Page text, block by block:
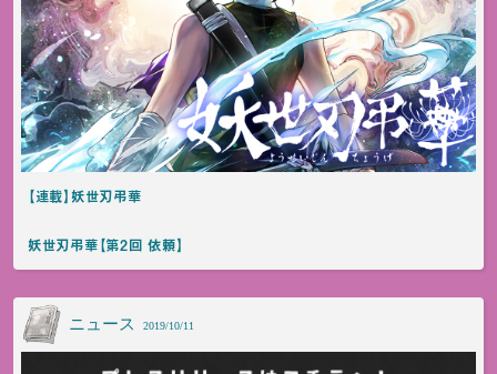
【連載】妖世刃弔華
妖世刃弔華【第2回 依頼】
ニュース 2019/10/11